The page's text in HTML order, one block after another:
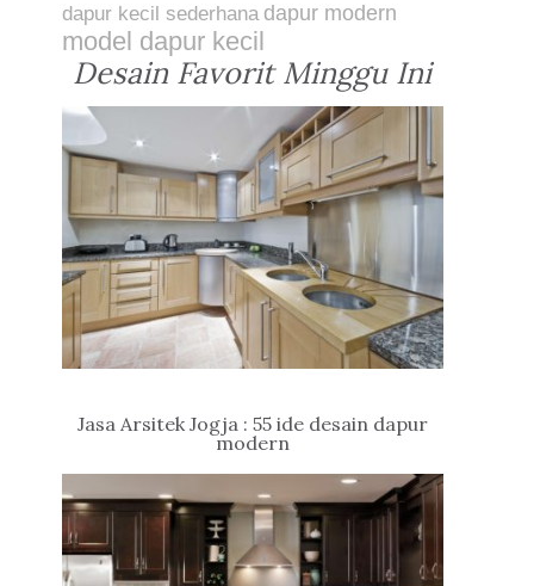
dapur kecil sederhana dapur modern
model dapur kecil
Desain Favorit Minggu Ini
Jasa Arsitek Jogja : 55 ide desain dapur
modern